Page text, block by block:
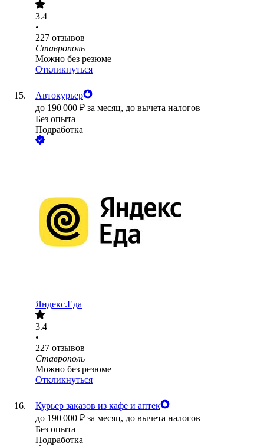
3.4
•
227 отзывов
Ставрополь
Можно без резюме
Откликнуться
Автокурьер
до 190 000 ₽ за месяц, до вычета налогов
Без опыта
Подработка
Яндекс.Еда
3.4
•
227 отзывов
Ставрополь
Можно без резюме
Откликнуться
Курьер заказов из кафе и аптек
до 190 000 ₽ за месяц, до вычета налогов
Без опыта
Подработка